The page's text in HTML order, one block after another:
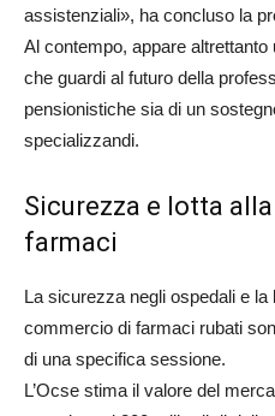
assistenziali», ha concluso la
Al contempo, appare
che guardi al futuro della
pensionistiche sia di un
specializzandi.
Sicurezza e lotta
farmaci
La sicurezza negli ospedali e
commercio di farmaci rubati
di una specifica sessione.
L’Ocse stima il valore del